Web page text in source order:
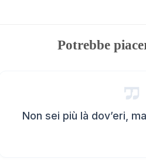
Potrebbe
Non sei più là dov’eri,